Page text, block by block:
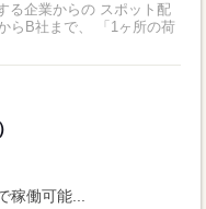
働可能...